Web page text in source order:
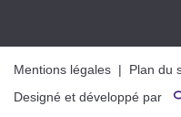
Mentions légales | Plan du
Designé et développé par